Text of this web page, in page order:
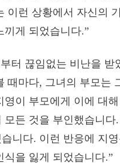
이런 상황에서 자신의
게 되었습니다.”
터 끊임없는 비난을 받
때마다, 그녀의 부모는
이 부모에게 이에 대
모든 것을 부인했습니
니다. 이런 반응에 지
을 잃게 되었습니다.”